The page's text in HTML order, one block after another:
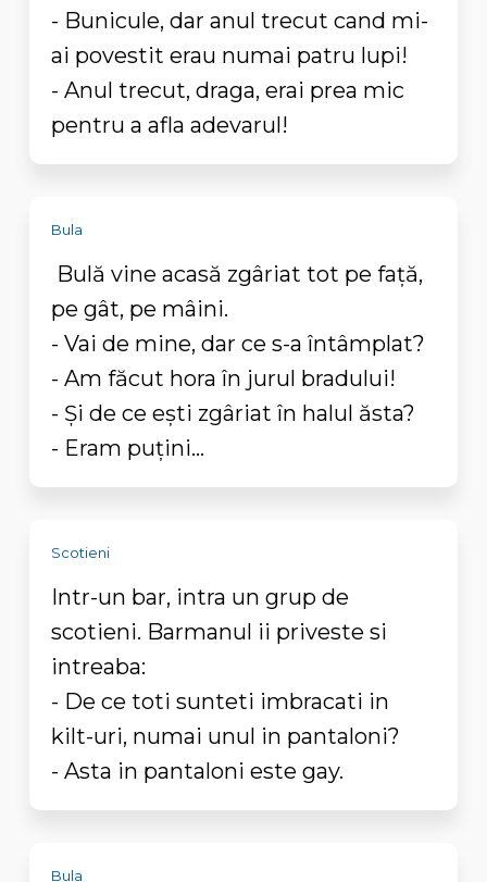
- Bunicule, dar anul trecut cand mi-
ai povestit erau numai patru lupi!
- Anul trecut, draga, erai prea mic
pentru a afla adevarul!
Bula
Bulă vine acasă zgâriat tot pe față,
pe gât, pe mâini.
- Vai de mine, dar ce s-a întâmplat?
- Am făcut hora în jurul bradului!
- Și de ce ești zgâriat în halul ăsta?
- Eram puțini...
Scotieni
Intr-un bar, intra un grup de
scotieni. Barmanul ii priveste si
intreaba:
- De ce toti sunteti imbracati in
kilt-uri, numai unul in pantaloni?
- Asta in pantaloni este gay.
Bula